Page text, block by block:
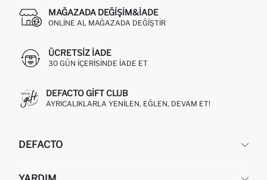
MAĞAZADA DEĞIŞIM&İADE
ONLINE AL MAĞAZADA DEĞIŞTIR
ÜCRETSIZ IADE
30 GÜN IÇERISINDE IADE ET
DEFACTO GIFT CLUB
AYRICALIKLARLA YENILEN, EĞLEN, DEVAM ET!
DEFACTO